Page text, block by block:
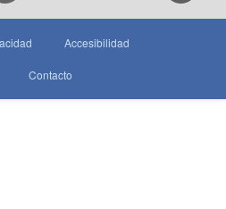
Accesibilidad
Contacto